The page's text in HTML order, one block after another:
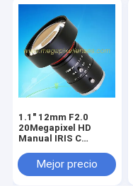
1.1" 12mm F2.0
20Megapixel HD
Manual IRIS C
FA Lente, 12mm
20MP Industrial
Mejor precio